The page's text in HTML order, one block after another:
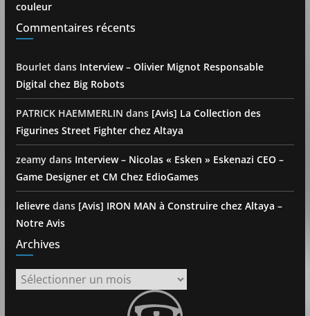
couleur
Commentaires récents
Bourlet dans Interview – Olivier Mignot Responsable
Digital chez Big Robots
PATRICK HAEMMERLIN dans [Avis] La Collection des
Figurines Street Fighter chez Altaya
zeamydans Interview – Nicolas « Esken » Eskenazi CEO –
Game Designer et CM Chez EdioGames
lelievredans [Avis] IRON MAN à Construire chez Altaya –
Notre Avis
Archives
Archives